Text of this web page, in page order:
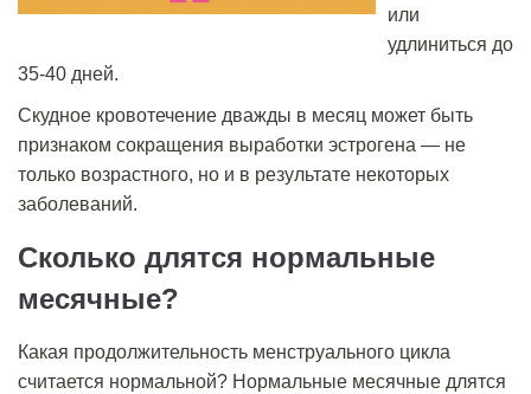
или
удлиниться до
35-40 дней.
Скудное кровотечение дважды в месяц может быть
признаком сокращения выработки эстрогена — не
только возрастного, но и в результате некоторых
заболеваний.
Сколько длятся нормальные
месячные?
Какая продолжительность менструального цикла
считается нормальной? Нормальные месячные длятся